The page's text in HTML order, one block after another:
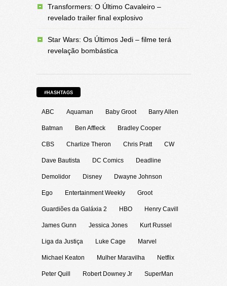
Transformers: O Último Cavaleiro –
revelado trailer final explosivo
Star Wars: Os Últimos Jedi – filme terá
revelação bombástica
#HASHTAGS
ABC Aquaman Baby Groot Barry Allen
Batman Ben Affleck Bradley Cooper
CBS Charlize Theron Chris Pratt CW
Dave Bautista DC Comics Deadline
Demolidor Disney Dwayne Johnson
Ego Entertainment Weekly Groot
Guardiões da Galáxia 2 HBO Henry Cavill
James Gunn Jessica Jones Kurt Russel
Liga da Justiça Luke Cage Marvel
Michael Keaton Mulher Maravilha Netflix
Peter Quill Robert Downey Jr SuperMan